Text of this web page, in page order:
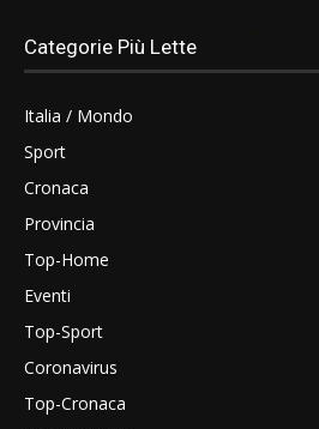
Categorie Più Lette
Italia / Mondo
Sport
Cronaca
Provincia
Top-Home
Eventi
Top-Sport
Coronavirus
Top-Cronaca